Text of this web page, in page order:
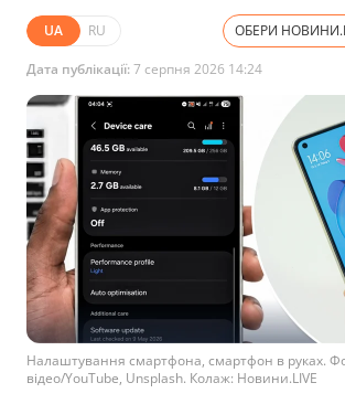
UA RU ОБЕРИ
Дата публікації:7 серпня 2026 14:24
Налаштування смартфона, смартфон в руках.
відео/YouTube, Unsplash. Колаж: Новини.LIVE